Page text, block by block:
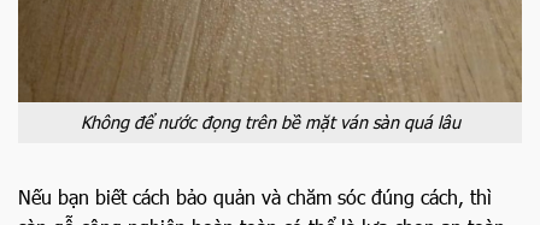
Không để nước đọng trên bề mặt ván sàn quá lâu
Nếu bạn biết cách bảo quản và chăm sóc đúng cách, thì